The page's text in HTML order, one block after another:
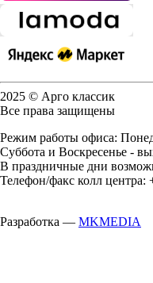
2025 © Арго классик
Все права защищены
Режим работы офиса:
Суббота и Воскресенье -
В праздничные дни
Телефон/факс колл центра:
Разработка — MKMEDIA